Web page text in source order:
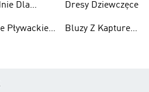
Dla
Pływackie
Dresy Dziewczęce
Bluzy Z Kapturem